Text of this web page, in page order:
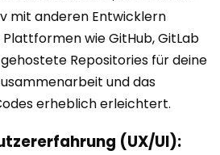
mit anderen Entwicklern
wie GitHub, GitLab
Repositories für deine
und das
erheblich erleichtert.
(UX/UI):